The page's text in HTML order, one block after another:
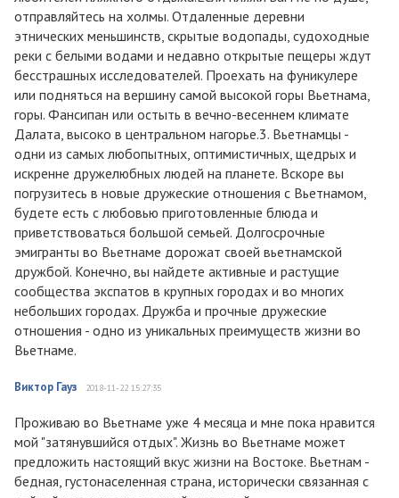
отправляйтесь на холмы. Отдаленные деревни
этнических меньшинств, скрытые водопады, судоходные
реки с белыми водами и недавно открытые пещеры ждут
бесстрашных исследователей. Проехать на фуникулере
или подняться на вершину самой высокой горы Вьетнама,
горы. Фансипан или остыть в вечно-весеннем климате
Далата, высоко в центральном нагорье.3. Вьетнамцы -
одни из самых любопытных, оптимистичных, щедрых и
искренне дружелюбных людей на планете. Вскоре вы
погрузитесь в новые дружеские отношения с Вьетнамом,
будете есть с любовью приготовленные блюда и
приветствоваться большой семьей. Долгосрочные
эмигранты во Вьетнаме дорожат своей вьетнамской
дружбой. Конечно, вы найдете активные и растущие
сообщества экспатов в крупных городах и во многих
небольших городах. Дружба и прочные дружеские
отношения - одно из уникальных преимуществ жизни во
Вьетнаме.
Виктор Гауз 2018-11-22 15:27:35
Проживаю во Вьетнаме уже 4 месяца и мне пока нравится
мой "затянувшийся отдых". Жизнь во Вьетнаме может
предложить настоящий вкус жизни на Востоке. Вьетнам -
бедная, густонаселенная страна, исторически связанная с